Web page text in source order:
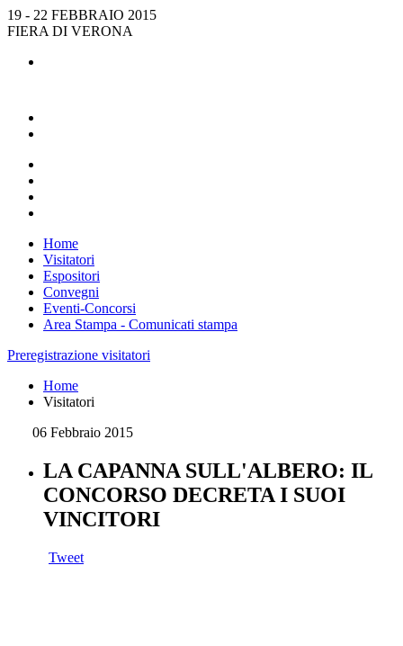
19 - 22 FEBBRAIO 2015
FIERA DI VERONA
Home
Visitatori
Espositori
Convegni
Eventi-Concorsi
Area Stampa - Comunicati stampa
Preregistrazione visitatori
Home
Visitatori
06 Febbraio 2015
LA CAPANNA SULL'ALBERO: IL
CONCORSO DECRETA I SUOI
VINCITORI
Tweet